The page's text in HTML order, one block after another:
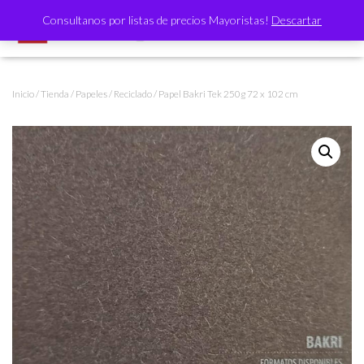
Consultanos por listas de precios Mayoristas! Descartar
Inicio/Tienda / Papeles/ Reciclado/ Papel Bakri Tek 250g 72 x 102 cm